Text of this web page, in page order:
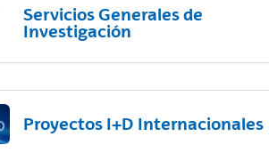
Servicios Generales de
Investigación
Proyectos I+D Internacionales